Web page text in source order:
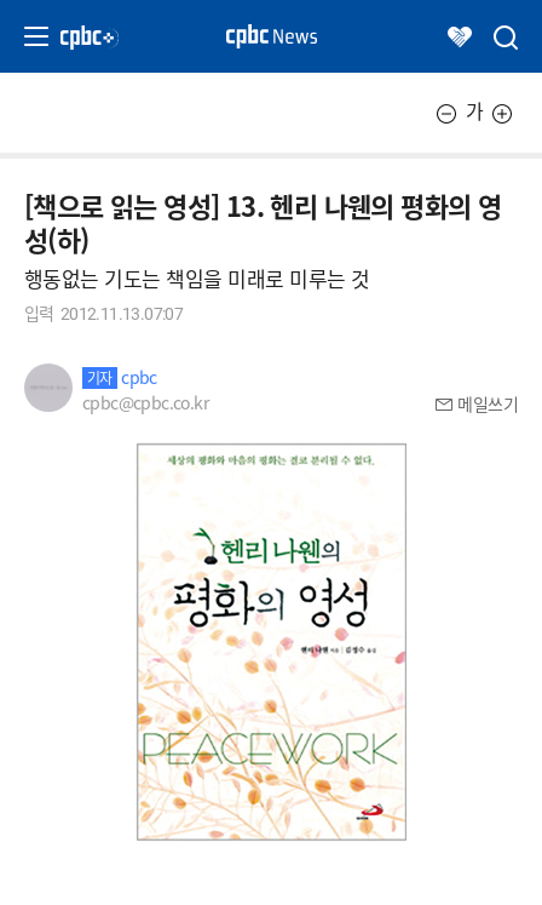
가
[책으로 읽는 영성] 13. 헨리 나웬의 평화의 영
성(하)
행동없는 기도는 책임을 미래로 미루는 것
입력 2012.11.13.07:07
기자 cpbc
cpbc@cpbc.co.kr
메일쓰기